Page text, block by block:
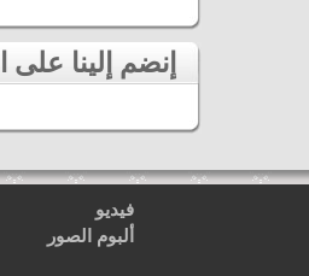
فيديو
ألبوم الصور